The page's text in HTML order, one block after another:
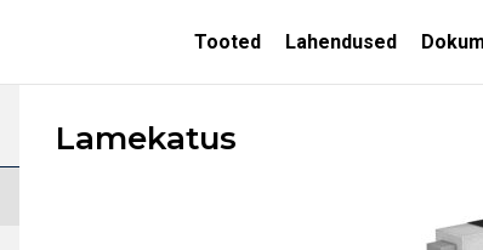
Tooted Lahendused
Lamekatus